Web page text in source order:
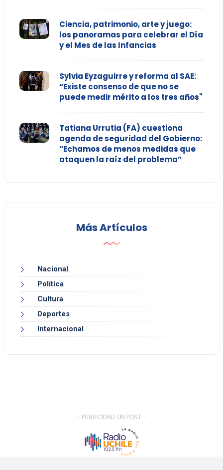
Ciencia, patrimonio, arte y juego:
los panoramas para celebrar el Día
y el Mes de las Infancias
Sylvia Eyzaguirre y reforma al SAE:
“Existe consenso de que no se
puede medir mérito a los tres años"
Tatiana Urrutia (FA) cuestiona
agenda de seguridad del Gobierno:
“Echamos de menos medidas que
ataquen la raíz del problema”
Más Artículos
Nacional
Política
Cultura
Deportes
Internacional
- PUBLICIDAD ON POST -